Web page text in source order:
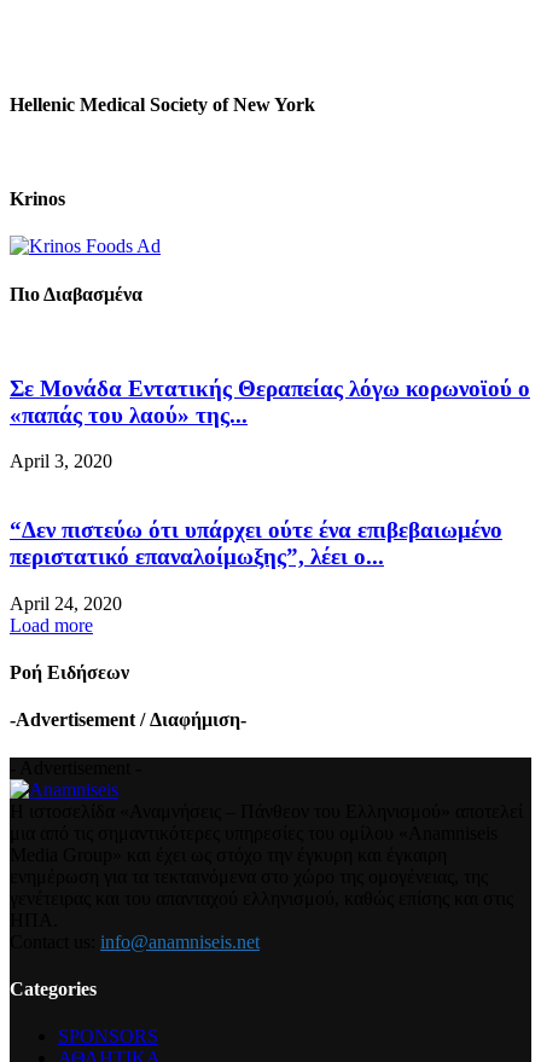
Hellenic Medical Society of New York
Krinos
Πιο Διαβασμένα
Σε Μονάδα Εντατικής Θεραπείας λόγω κορωνοϊού ο
«παπάς του λαού» της...
April 3, 2020
“Δεν πιστεύω ότι υπάρχει ούτε ένα επιβεβαιωμένο
περιστατικό επαναλοίμωξης”, λέει ο...
April 24, 2020
Load more
Ροή Ειδήσεων
-Advertisement / Διαφήμιση-
info@anamniseis.net
Categories
SPONSORS
ΑΘΛΗΤΙΚΑ